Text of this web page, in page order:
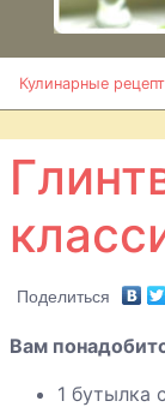
Кулинарные
Кисель из
и облепихи
Клюквенный
кисель с
шоколадом
Напиток из
бананов с мятой
и медом
Поделиться
Вам
1 бутылка